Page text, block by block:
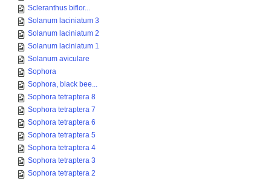
Scleranthus biflor...
Solanum laciniatum 3
Solanum laciniatum 2
Solanum laciniatum 1
Solanum aviculare
Sophora
Sophora, black bee...
Sophora tetraptera 8
Sophora tetraptera 7
Sophora tetraptera 6
Sophora tetraptera 5
Sophora tetraptera 4
Sophora tetraptera 3
Sophora tetraptera 2